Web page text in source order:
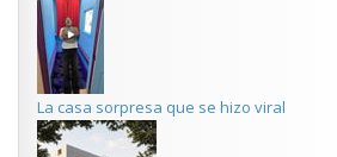
La casa sorpresa que se hizo viral